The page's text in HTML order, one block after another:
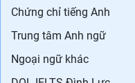
Chứng chỉ tiếng Anh
Trung tâm Anh ngữ
Ngoại ngữ khác